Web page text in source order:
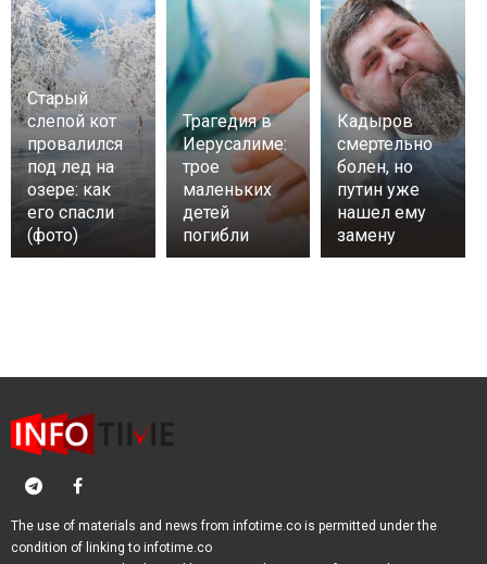
Старый
слепой кот
провалился
под лед на
озере: как
его спасли
(фото)
Трагедия в
Иерусалиме:
трое
маленьких
детей
погибли
Кадыров
смертельно
болен, но
путин уже
нашел ему
замену
The use of materials and news from infotime.co is permitted under the
condition of linking to infotime.co